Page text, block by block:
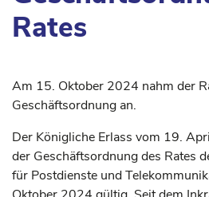
Rates
Am 15. Oktober 2024 nahm der
Geschäftsordnung an.
Der Königliche Erlass vom 19.
der Geschäftsordnung des Rates
für Postdienste und